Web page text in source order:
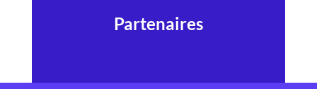
Partenaires